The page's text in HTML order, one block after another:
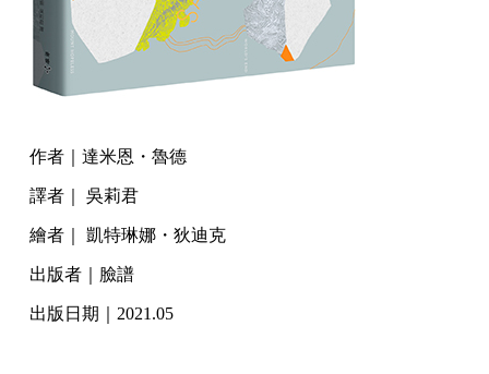
作者｜達米恩・魯德
譯者｜ 吳莉君
繪者｜ 凱特琳娜・狄迪克
出版者｜臉譜
出版日期｜2021.05